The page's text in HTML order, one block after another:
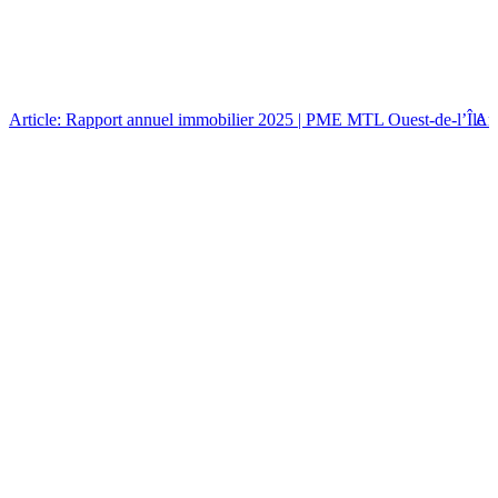
Article: Rapport annuel immobilier 2025 | PME MTL Ouest-de-l’Île